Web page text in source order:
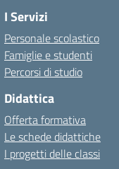
I Servizi
Personale scolastico
Famiglie e studenti
Percorsi di studio
Didattica
Offerta formativa
Le schede didattiche
I progetti delle classi